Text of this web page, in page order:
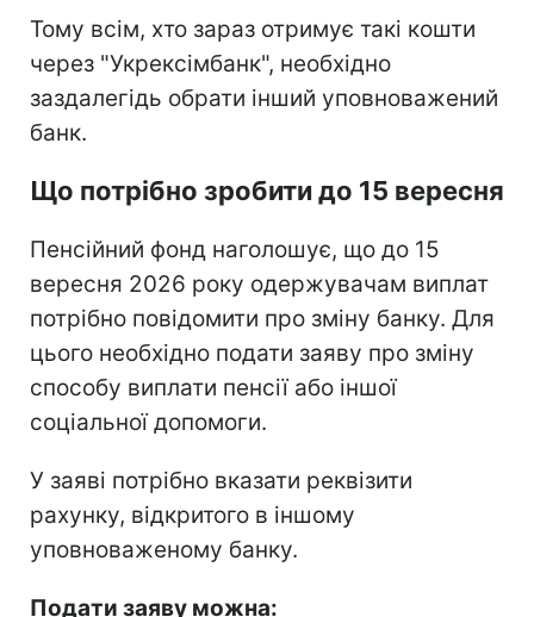
Тому всім, хто зараз отримує такі кошти
через "Укрексімбанк", необхідно
заздалегідь обрати інший уповноважений
банк.
Що потрібно зробити до 15 вересня
Пенсійний фонд наголошує, що до 15
вересня 2026 року одержувачам виплат
потрібно повідомити про зміну банку. Для
цього необхідно подати заяву про зміну
способу виплати пенсії або іншої
соціальної допомоги.
У заяві потрібно вказати реквізити
рахунку, відкритого в іншому
уповноваженому банку.
Подати заяву можна: